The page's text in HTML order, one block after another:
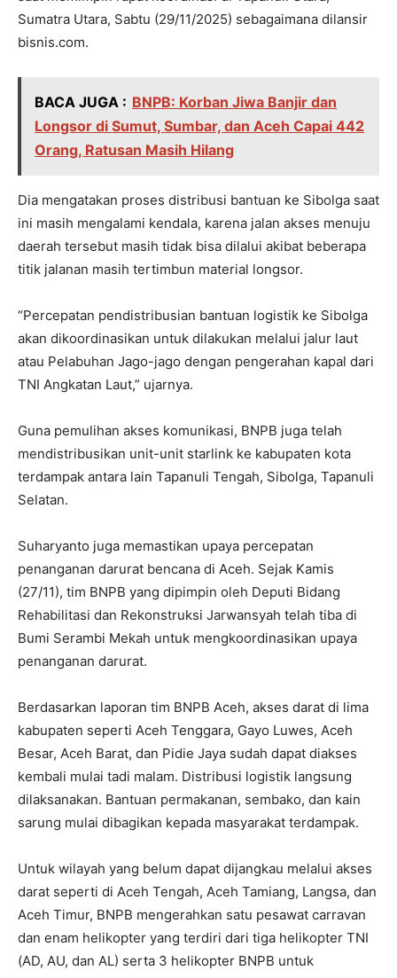
Sumatra Utara, Sabtu (29/11/2025) sebagaimana dilansir
bisnis.com.
BACA JUGA : BNPB: Korban Jiwa Banjir dan
Longsor di Sumut, Sumbar, dan Aceh Capai 442
Orang, Ratusan Masih Hilang
Dia mengatakan proses distribusi bantuan ke Sibolga saat
ini masih mengalami kendala, karena jalan akses menuju
daerah tersebut masih tidak bisa dilalui akibat beberapa
titik jalanan masih tertimbun material longsor.
“Percepatan pendistribusian bantuan logistik ke Sibolga
akan dikoordinasikan untuk dilakukan melalui jalur laut
atau Pelabuhan Jago-jago dengan pengerahan kapal dari
TNI Angkatan Laut,” ujarnya.
Guna pemulihan akses komunikasi, BNPB juga telah
mendistribusikan unit-unit starlink ke kabupaten kota
terdampak antara lain Tapanuli Tengah, Sibolga, Tapanuli
Selatan.
Suharyanto juga memastikan upaya percepatan
penanganan darurat bencana di Aceh. Sejak Kamis
(27/11), tim BNPB yang dipimpin oleh Deputi Bidang
Rehabilitasi dan Rekonstruksi Jarwansyah telah tiba di
Bumi Serambi Mekah untuk mengkoordinasikan upaya
penanganan darurat.
Berdasarkan laporan tim BNPB Aceh, akses darat di lima
kabupaten seperti Aceh Tenggara, Gayo Luwes, Aceh
Besar, Aceh Barat, dan Pidie Jaya sudah dapat diakses
kembali mulai tadi malam. Distribusi logistik langsung
dilaksanakan. Bantuan permakanan, sembako, dan kain
sarung mulai dibagikan kepada masyarakat terdampak.
Untuk wilayah yang belum dapat dijangkau melalui akses
darat seperti di Aceh Tengah, Aceh Tamiang, Langsa, dan
Aceh Timur, BNPB mengerahkan satu pesawat carravan
dan enam helikopter yang terdiri dari tiga helikopter TNI
(AD, AU, dan AL) serta 3 helikopter BNPB untuk